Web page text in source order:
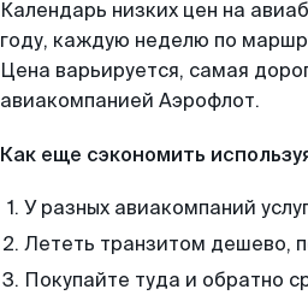
Календарь низких цен на
году, каждую неделю по
Цена варьируется, самая
авиакомпанией Аэрофлот.
Как еще сэкономить
У разных авиакомпаний
Лететь транзитом дешево,
Покупайте туда и обратно